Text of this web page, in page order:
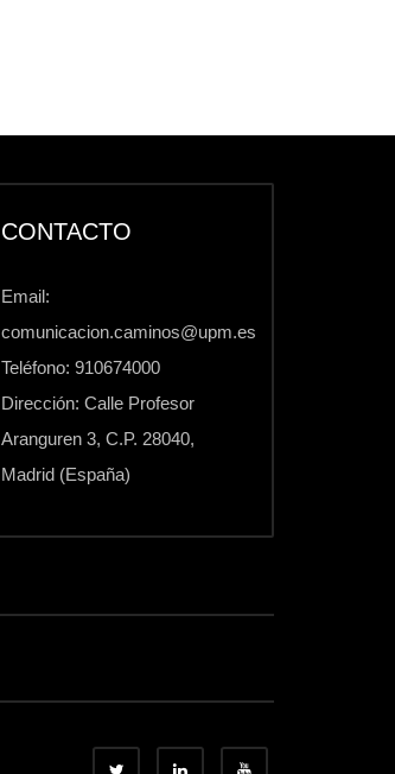
CONTACTO
Email:
comunicacion.caminos@upm.es
Teléfono: 910674000
Dirección: Calle Profesor
Aranguren 3, C.P. 28040,
Madrid (España)